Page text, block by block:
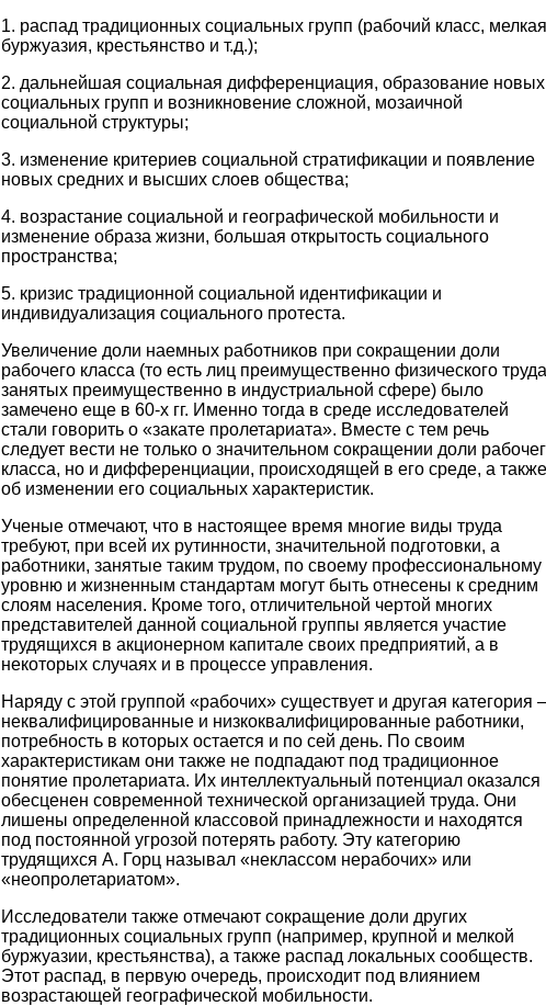
1. распад традиционных социальных групп (рабочий класс, мелкая
буржуазия, крестьянство и т.д.);
2. дальнейшая социальная дифференциация, образование новых
социальных групп и возникновение сложной, мозаичной
социальной структуры;
3. изменение критериев социальной стратификации и появление
новых средних и высших слоев общества;
4. возрастание социальной и географической мобильности и
изменение образа жизни, большая открытость социального
пространства;
5. кризис традиционной социальной идентификации и
индивидуализация социального протеста.
Увеличение доли наемных работников при сокращении доли
рабочего класса (то есть лиц преимущественно физического
занятых преимущественно в индустриальной сфере) было
замечено еще в 60-х гг. Именно тогда в среде исследователей
стали говорить о «закате пролетариата». Вместе с тем речь
следует вести не только о значительном сокращении доли
класса, но и дифференциации, происходящей в его среде, а также
об изменении его социальных характеристик.
Ученые отмечают, что в настоящее время многие виды труда
требуют, при всей их рутинности, значительной подготовки, а
работники, занятые таким трудом, по своему профессиональному
уровню и жизненным стандартам могут быть отнесены к средним
слоям населения. Кроме того, отличительной чертой многих
представителей данной социальной группы является участие
трудящихся в акционерном капитале своих предприятий, а в
некоторых случаях и в процессе управления.
Наряду с этой группой «рабочих» существует и другая категория
неквалифицированные и низкоквалифицированные работники,
потребность в которых остается и по сей день. По своим
характеристикам они также не подпадают под традиционное
понятие пролетариата. Их интеллектуальный потенциал оказался
обесценен современной технической организацией труда. Они
лишены определенной классовой принадлежности и находятся
под постоянной угрозой потерять работу. Эту категорию
трудящихся А. Горц называл «неклассом нерабочих» или
«неопролетариатом».
Исследователи также отмечают сокращение доли других
традиционных социальных групп (например, крупной и мелкой
буржуазии, крестьянства), а также распад локальных сообществ.
Этот распад, в первую очередь, происходит под влиянием
возрастающей географической мобильности.